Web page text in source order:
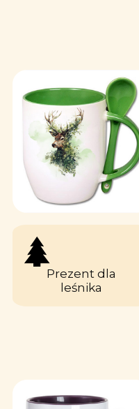
Prezent dla
leśnika